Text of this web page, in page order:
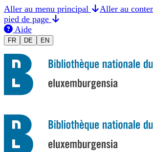
Aller au menu principal Aller au
pied de page
Aide
FRChanger la langue en Français
DE Sprache auf Deutsch ändern
ENSwitch to English